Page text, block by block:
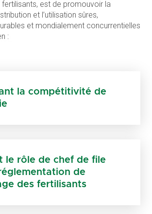
est de promouvoir la
et l’utilisation sûres,
et mondialement concurrentielles
:
la compétitivité de
le rôle de chef de file
de
des fertilisants